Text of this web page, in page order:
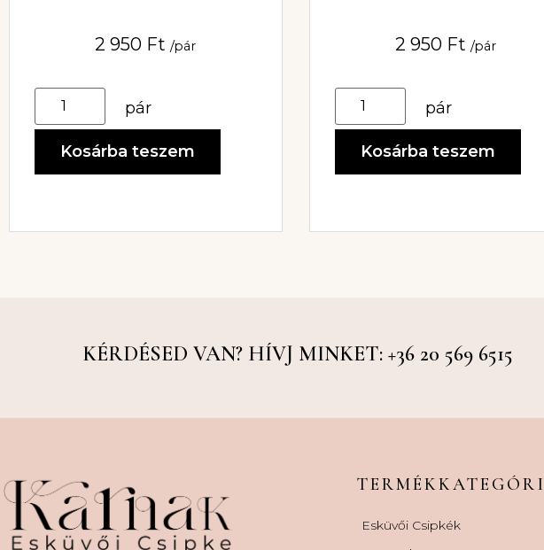
2 950 Ft /pár
pár
Kosárba teszem
2 950 Ft /pár
pár
Kosárba teszem
KÉRDÉSED VAN? HÍVJ MINKET: +36 20 569 6515
Esküvői Csipkék